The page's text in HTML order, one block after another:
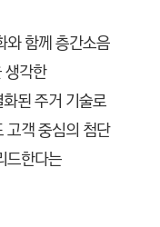
와 함께 층간소음
생각한
된 주거 기술로
고객 중심의 첨단
드한다는